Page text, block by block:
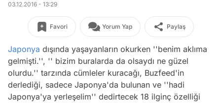
03.12.2016 - 13:29
Favori Yorum Yap Paylaş
Japonya dışında yaşayanların okurken ''benim aklıma
gelmişti.'', '' bizim buralarda da olsaydı ne güzel
olurdu.'' tarzında cümleler kuracağı, Buzfeed'in
derlediği, sadece Japonya'da bulunan ve ''hadi
Japonya'ya yerleşelim'' dedirtecek 18 ilginç özelliği